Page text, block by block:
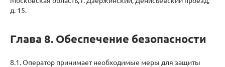
д. 15.
Глава 8. Обеспечение безопасности
8.1. Оператор принимает необходимые меры для защиты